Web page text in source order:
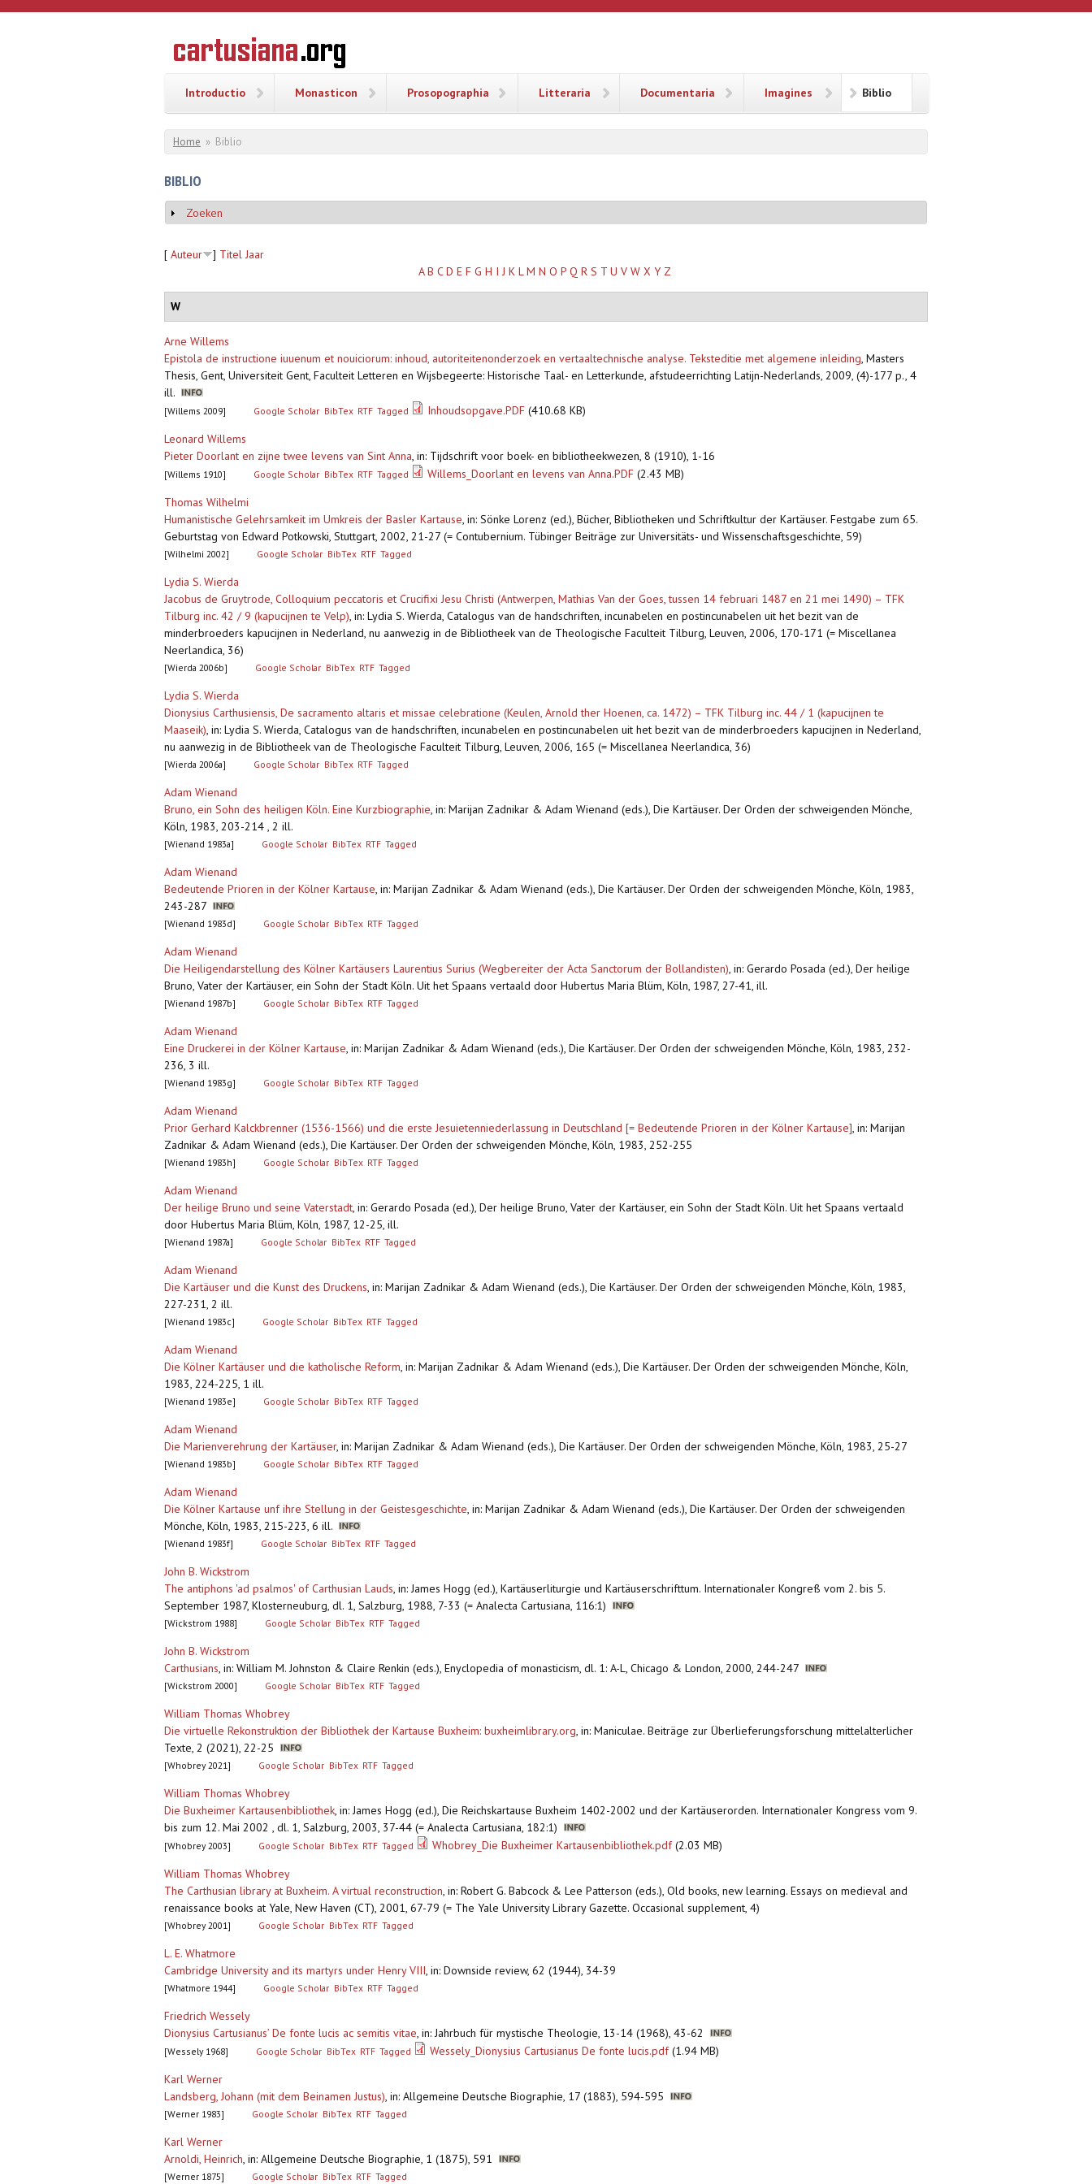
Overslaan en naar de inhoud gaan
CARTUSIANA
Geschiedenis
van de
Introductio Monasticon Prosopographia Litteraria Documentaria Imagines Biblio
U bent hier
Home » Biblio
BIBLIO
Weergeven
Zoeken
[ Auteur ] Titel Jaar
A B C D E F G H I J K L M N O P Q R S T U V W X Y Z
W
Arne Willems
Epistola de instructione iuuenum et nouiciorum: inhoud, autoriteitenonderzoek en vertaaltechnische analyse. Teksteditie met algemene inleiding, Masters
Thesis, Gent, Universiteit Gent, Faculteit Letteren en Wijsbegeerte: Historische Taal- en Letterkunde, afstudeerrichting Latijn-Nederlands, 2009, (4)-177 p., 4
ill.
[Willems 2009] Google Scholar BibTex RTF Tagged Inhoudsopgave.PDF (410.68 KB)
Leonard Willems
Pieter Doorlant en zijne twee levens van Sint Anna, in: Tijdschrift voor boek- en bibliotheekwezen, 8 (1910), 1-16
[Willems 1910] Google Scholar BibTex RTF Tagged Willems_Doorlant en levens van Anna.PDF (2.43 MB)
Thomas Wilhelmi
Humanistische Gelehrsamkeit im Umkreis der Basler Kartause, in: Sönke Lorenz (ed.), Bücher, Bibliotheken und Schriftkultur der Kartäuser. Festgabe zum 65.
Geburtstag von Edward Potkowski, Stuttgart, 2002, 21-27 (= Contubernium. Tübinger Beiträge zur Universitäts- und Wissenschaftsgeschichte, 59)
[Wilhelmi 2002] Google Scholar BibTex RTF Tagged
Lydia S. Wierda
Jacobus de Gruytrode, Colloquium peccatoris et Crucifixi Jesu Christi (Antwerpen, Mathias Van der Goes, tussen 14 februari 1487 en 21 mei 1490) – TFK
Tilburg inc. 42 / 9 (kapucijnen te Velp), in: Lydia S. Wierda, Catalogus van de handschriften, incunabelen en postincunabelen uit het bezit van de
minderbroeders kapucijnen in Nederland, nu aanwezig in de Bibliotheek van de Theologische Faculteit Tilburg, Leuven, 2006, 170-171 (= Miscellanea
Neerlandica, 36)
[Wierda 2006b] Google Scholar BibTex RTF Tagged
Lydia S. Wierda
Dionysius Carthusiensis, De sacramento altaris et missae celebratione (Keulen, Arnold ther Hoenen, ca. 1472) – TFK Tilburg inc. 44 / 1 (kapucijnen te
Maaseik), in: Lydia S. Wierda, Catalogus van de handschriften, incunabelen en postincunabelen uit het bezit van de minderbroeders kapucijnen in Nederland,
nu aanwezig in de Bibliotheek van de Theologische Faculteit Tilburg, Leuven, 2006, 165 (= Miscellanea Neerlandica, 36)
[Wierda 2006a] Google Scholar BibTex RTF Tagged
Adam Wienand
Bruno, ein Sohn des heiligen Köln. Eine Kurzbiographie, in: Marijan Zadnikar & Adam Wienand (eds.), Die Kartäuser. Der Orden der schweigenden Mönche,
Köln, 1983, 203-214 , 2 ill.
[Wienand 1983a] Google Scholar BibTex RTF Tagged
Adam Wienand
Bedeutende Prioren in der Kölner Kartause, in: Marijan Zadnikar & Adam Wienand (eds.), Die Kartäuser. Der Orden der schweigenden Mönche, Köln, 1983,
243-287
[Wienand 1983d] Google Scholar BibTex RTF Tagged
Adam Wienand
Die Heiligendarstellung des Kölner Kartäusers Laurentius Surius (Wegbereiter der Acta Sanctorum der Bollandisten), in: Gerardo Posada (ed.), Der heilige
Bruno, Vater der Kartäuser, ein Sohn der Stadt Köln. Uit het Spaans vertaald door Hubertus Maria Blüm, Köln, 1987, 27-41, ill.
[Wienand 1987b] Google Scholar BibTex RTF Tagged
Adam Wienand
Eine Druckerei in der Kölner Kartause, in: Marijan Zadnikar & Adam Wienand (eds.), Die Kartäuser. Der Orden der schweigenden Mönche, Köln, 1983, 232-
236, 3 ill.
[Wienand 1983g] Google Scholar BibTex RTF Tagged
Adam Wienand
Prior Gerhard Kalckbrenner (1536-1566) und die erste Jesuietenniederlassung in Deutschland [= Bedeutende Prioren in der Kölner Kartause], in: Marijan
Zadnikar & Adam Wienand (eds.), Die Kartäuser. Der Orden der schweigenden Mönche, Köln, 1983, 252-255
[Wienand 1983h] Google Scholar BibTex RTF Tagged
Adam Wienand
Der heilige Bruno und seine Vaterstadt, in: Gerardo Posada (ed.), Der heilige Bruno, Vater der Kartäuser, ein Sohn der Stadt Köln. Uit het Spaans vertaald
door Hubertus Maria Blüm, Köln, 1987, 12-25, ill.
[Wienand 1987a] Google Scholar BibTex RTF Tagged
Adam Wienand
Die Kartäuser und die Kunst des Druckens, in: Marijan Zadnikar & Adam Wienand (eds.), Die Kartäuser. Der Orden der schweigenden Mönche, Köln, 1983,
227-231, 2 ill.
[Wienand 1983c] Google Scholar BibTex RTF Tagged
Adam Wienand
Die Kölner Kartäuser und die katholische Reform, in: Marijan Zadnikar & Adam Wienand (eds.), Die Kartäuser. Der Orden der schweigenden Mönche, Köln,
1983, 224-225, 1 ill.
[Wienand 1983e] Google Scholar BibTex RTF Tagged
Adam Wienand
Die Marienverehrung der Kartäuser, in: Marijan Zadnikar & Adam Wienand (eds.), Die Kartäuser. Der Orden der schweigenden Mönche, Köln, 1983, 25-27
[Wienand 1983b] Google Scholar BibTex RTF Tagged
Adam Wienand
Die Kölner Kartause unf ihre Stellung in der Geistesgeschichte, in: Marijan Zadnikar & Adam Wienand (eds.), Die Kartäuser. Der Orden der schweigenden
Mönche, Köln, 1983, 215-223, 6 ill.
[Wienand 1983f] Google Scholar BibTex RTF Tagged
John B. Wickstrom
The antiphons 'ad psalmos' of Carthusian Lauds, in: James Hogg (ed.), Kartäuserliturgie und Kartäuserschrifttum. Internationaler Kongreß vom 2. bis 5.
September 1987, Klosterneuburg, dl. 1, Salzburg, 1988, 7-33 (= Analecta Cartusiana, 116:1)
[Wickstrom 1988] Google Scholar BibTex RTF Tagged
John B. Wickstrom
Carthusians, in: William M. Johnston & Claire Renkin (eds.), Enyclopedia of monasticism, dl. 1: A-L, Chicago & London, 2000, 244-247
[Wickstrom 2000] Google Scholar BibTex RTF Tagged
William Thomas Whobrey
Die virtuelle Rekonstruktion der Bibliothek der Kartause Buxheim: buxheimlibrary.org, in: Maniculae. Beiträge zur Überlieferungsforschung mittelalterlicher
Texte, 2 (2021), 22-25
[Whobrey 2021] Google Scholar BibTex RTF Tagged
William Thomas Whobrey
Die Buxheimer Kartausenbibliothek, in: James Hogg (ed.), Die Reichskartause Buxheim 1402-2002 und der Kartäuserorden. Internationaler Kongress vom 9.
bis zum 12. Mai 2002 , dl. 1, Salzburg, 2003, 37-44 (= Analecta Cartusiana, 182:1)
[Whobrey 2003] Google Scholar BibTex RTF Tagged Whobrey_Die Buxheimer Kartausenbibliothek.pdf(2.03 MB)
William Thomas Whobrey
The Carthusian library at Buxheim. A virtual reconstruction, in: Robert G. Babcock & Lee Patterson (eds.), Old books, new learning. Essays on medieval and
renaissance books at Yale, New Haven (CT), 2001, 67-79 (= The Yale University Library Gazette. Occasional supplement, 4)
[Whobrey 2001] Google Scholar BibTex RTF Tagged
L. E. Whatmore
Cambridge University and its martyrs under Henry VIII, in: Downside review, 62 (1944), 34-39
[Whatmore 1944] Google Scholar BibTex RTF Tagged
Friedrich Wessely
Dionysius Cartusianus’ De fonte lucis ac semitis vitae, in: Jahrbuch für mystische Theologie, 13-14 (1968), 43-62
[Wessely 1968] Google Scholar BibTex RTF Tagged Wessely_Dionysius Cartusianus De fonte lucis.pdf(1.94 MB)
Karl Werner
Landsberg, Johann (mit dem Beinamen Justus), in: Allgemeine Deutsche Biographie, 17 (1883), 594-595
[Werner 1983] Google Scholar BibTex RTF Tagged
Karl Werner
Arnoldi, Heinrich, in: Allgemeine Deutsche Biographie, 1 (1875), 591
[Werner 1875] Google Scholar BibTex RTF Tagged